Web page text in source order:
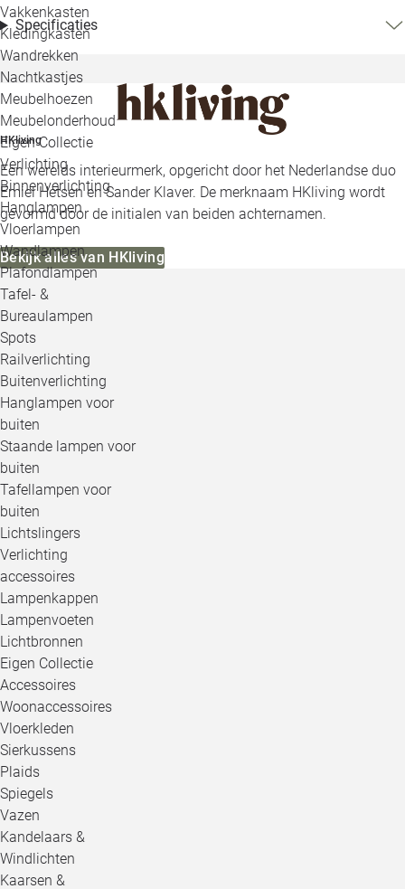
Vakkenkasten
Kledingkasten
Wandrekken
Nachtkastjes
Meubelhoezen
Meubelonderhoud
Eigen Collectie
Verlichting
Binnenverlichting
Hanglampen
Vloerlampen
Wandlampen
Plafondlampen
Tafel- &
Bureaulampen
Spots
Railverlichting
Buitenverlichting
Hanglampen voor
buiten
Staande lampen voor
buiten
Tafellampen voor
buiten
Lichtslingers
Verlichting
accessoires
Lampenkappen
Lampenvoeten
Lichtbronnen
Eigen Collectie
Accessoires
Woonaccessoires
Vloerkleden
Sierkussens
Plaids
Spiegels
Vazen
Kandelaars &
Windlichten
Kaarsen &
Specificaties
HKliving
Een werelds interieurmerk, opgericht door het Nederlandse duo
Emiel Hetsen en Sander Klaver. De merknaam HKliving wordt
gevormd door de initialen van beiden achternamen.
Bekijk alles van HKliving